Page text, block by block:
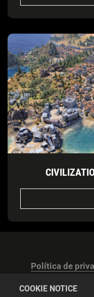
Política de
COOKIE NOTICE